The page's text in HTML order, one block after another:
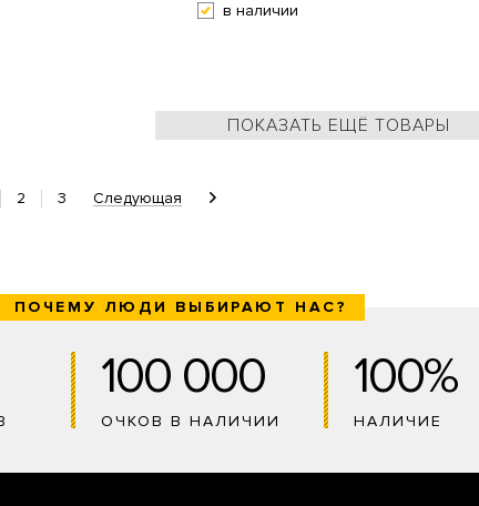
в наличии
ПОКАЗАТЬ ЕЩЁ ТОВАРЫ
2 3 Следующая
ПОЧЕМУ ЛЮДИ ВЫБИРАЮТ НАС?
100 000
ОЧКОВ В НАЛИЧИИ
100%
НАЛИЧИЕ